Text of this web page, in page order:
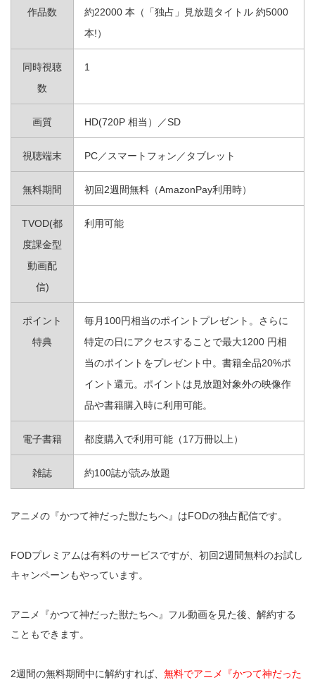
作品数
約22000 本（「独占」見放題タイトル 約5000
本!）
同時視聴
数
1
画質 HD(720P 相当）／SD
視聴端末 PC／スマートフォン／タブレット
無料期間 初回2週間無料（AmazonPay利用時）
TVOD(都
度課金型
動画配
信)
利用可能
ポイント
特典
毎月100円相当のポイントプレゼント。さらに
特定の日にアクセスすることで最大1200 円相
当のポイントをプレゼント中。書籍全品20%ポ
イント還元。ポイントは見放題対象外の映像作
品や書籍購入時に利用可能。
電子書籍 都度購入で利用可能（17万冊以上）
雑誌 約100誌が読み放題
アニメの『かつて神だった獣たちへ』はFODの独占配信です。
FODプレミアムは有料のサービスですが、初回2週間無料のお試し
キャンペーンもやっています。
アニメ『かつて神だった獣たちへ』フル動画を見た後、解約する
こともできます。
2週間の無料期間中に解約すれば、 無料でアニメ『かつて神だった